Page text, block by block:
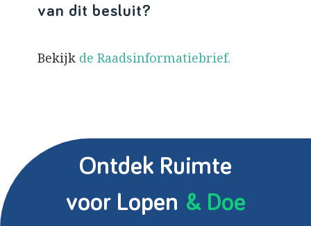
van dit besluit?
Bekijk de Raadsinformatiebrief.
Ontdek Ruimte
voor Lopen & Doe